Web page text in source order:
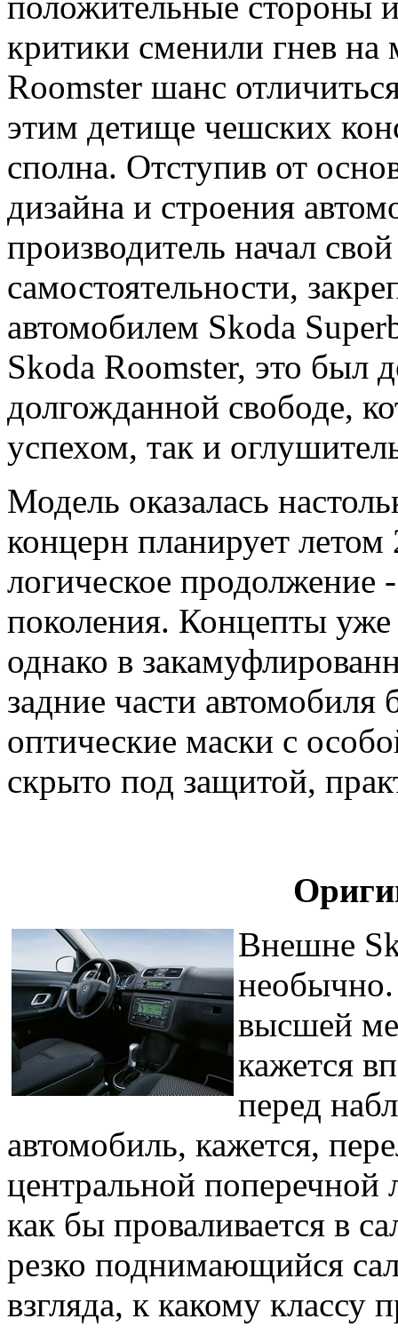
критики сменили гнев
Roomster шанс
этим детище чешских
сполна. Отступив от
дизайна и строения
производитель начал
самостоятельности,
автомобилем Skoda
Skoda Roomster, это был
долгожданной свободе,
успехом, так и
Модель оказалась
концерн планирует летом
логическое продолжение
поколения. Концепты
однако в
задние части
оптические маски с
скрыто под защитой,
Внешне
необычно.
высшей
кажется
перед
автомобиль, кажется,
центральной
как бы проваливается в
резко поднимающийся
взгляда, к какому классу